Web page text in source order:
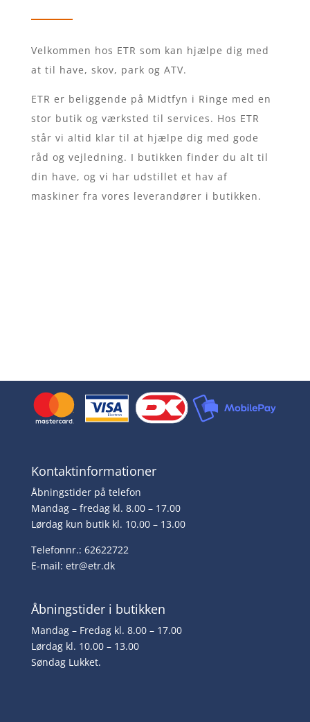
Velkommen hos ETR som kan hjælpe dig med
at til have, skov, park og ATV.
ETR er beliggende på Midtfyn i Ringe med en
stor butik og værksted til services. Hos ETR
står vi altid klar til at hjælpe dig med gode
råd og vejledning. I butikken finder du alt til
din have, og vi har udstillet et hav af
maskiner fra vores leverandører i butikken.
Kontaktinformationer
Åbningstider på telefon
Mandag – fredag kl. 8.00 – 17.00
Lørdag kun butik kl. 10.00 – 13.00
Telefonnr.: 62622722
E-mail: etr@etr.dk
Åbningstider i butikken
Mandag – Fredag kl. 8.00 – 17.00
Lørdag kl. 10.00 – 13.00
Søndag Lukket.